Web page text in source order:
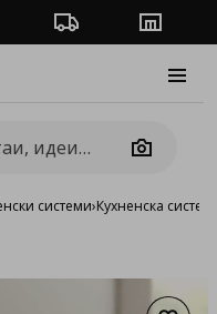
Проследяване на
Camera
системи›Кухненска